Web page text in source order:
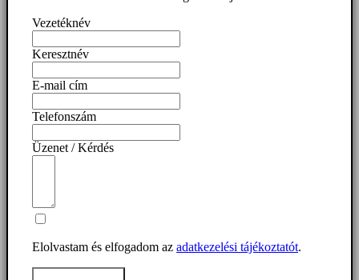
Vezetéknév
Keresztnév
E-mail cím
Telefonszám
Üzenet / Kérdés
Elolvastam és elfogadom az adatkezelési tájékoztatót.